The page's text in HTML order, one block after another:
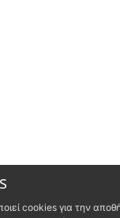
cookies για την